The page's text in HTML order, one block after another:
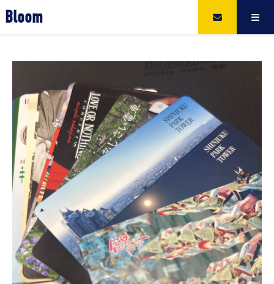
Bloom